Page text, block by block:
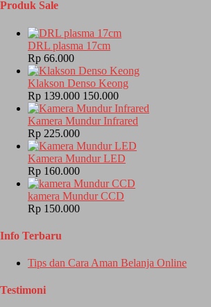
Produk Sale
DRL plasma 17cm
Rp 66.000
Klakson Denso Keong
Rp 139.000 150.000
Kamera Mundur Infrared
Rp 225.000
Kamera Mundur LED
Rp 160.000
kamera Mundur CCD
Rp 150.000
Info Terbaru
Tips dan Cara Aman Belanja Online
Testimoni